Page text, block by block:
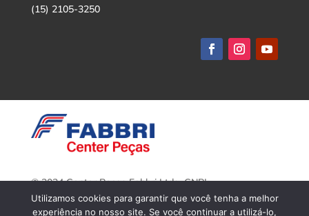
(15) 2105-3250
© 2024 Center Peças Fabbri Ltda. CNPJ:
56.908.650/0001-94.
Todos os direitos reservados.
Utilizamos cookies para garantir que você tenha a melhor
experiência no nosso site. Se você continuar a utilizá-lo,